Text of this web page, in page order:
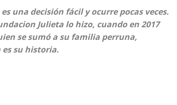
una decisión fácil y ocurre pocas veces.
Julieta lo hizo, cuando en 2017
se sumó a su familia perruna,
es su historia.